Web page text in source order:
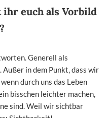
euch als Vorbild
Generell als
in dem Punkt, dass wir
durch uns das Leben
bisschen leichter machen,
sind. Weil wir sichtbar